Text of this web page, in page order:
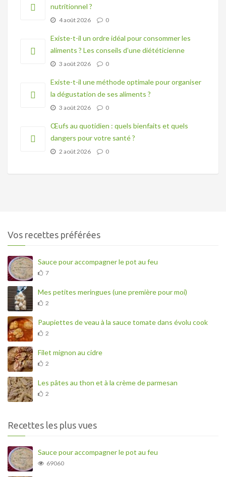
nutritionnel ?
4 août 2026 0
Existe-t-il un ordre idéal pour consommer les
aliments ? Les conseils d’une diététicienne
3 août 2026 0
Existe-t-il une méthode optimale pour organiser
la dégustation de ses aliments ?
3 août 2026 0
Œufs au quotidien : quels bienfaits et quels
dangers pour votre santé ?
2 août 2026 0
Vos recettes préférées
Sauce pour accompagner le pot au feu
7
Mes petites meringues (une première pour moi)
2
Paupiettes de veau à la sauce tomate dans évolu cook
2
Filet mignon au cidre
2
Les pâtes au thon et à la crème de parmesan
2
Recettes les plus vues
Sauce pour accompagner le pot au feu
69060